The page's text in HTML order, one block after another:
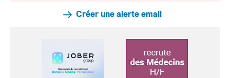
Créer une alerte email